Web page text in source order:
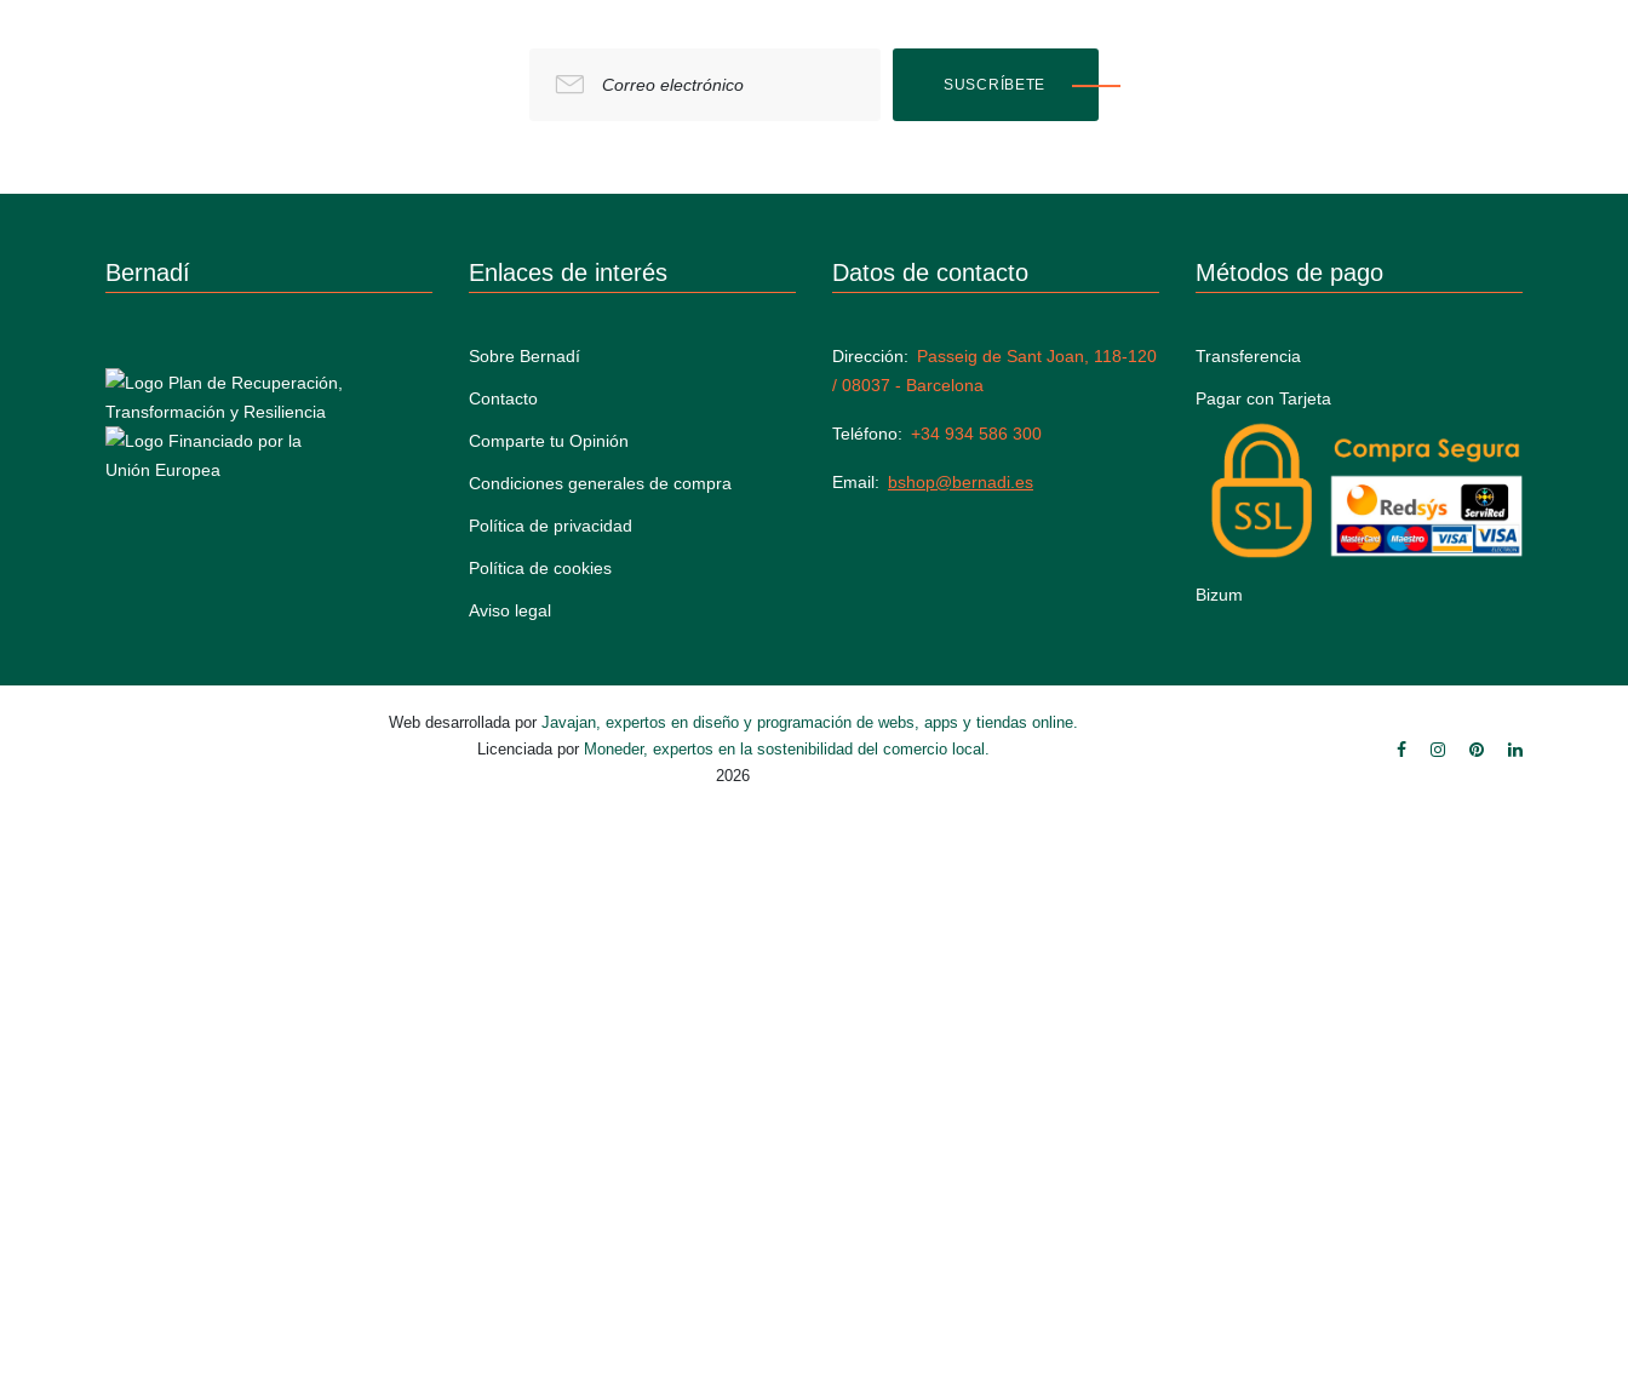
Correo electrónico SUSCRÍBETE
Bernadí Enlaces de interés
Sobre Bernadí
Contacto
Comparte tu Opinión
Condiciones generales de compra
Política de privacidad
Política de cookies
Aviso legal
Datos de contacto
Dirección
Passeig de Sant Joan, 118-120
/ 08037 - Barcelona
Teléfono +34 934 586 300
Email bshop@bernadi.es
Métodos de pago
Transferencia
Pagar con Tarjeta
Bizum
Web desarrollada por Javajan, expertos en diseño y programación de webs, apps y tiendas online.
Licenciada por Moneder, expertos en la sostenibilidad del comercio local.
2026